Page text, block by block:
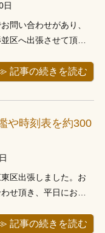
日
問い合わせがあり、
区へ出張させて頂き
お電話でもお聞きして
が段ボール4箱分位あ
いしますと玄関のと
ご用意頂いておりま
記事の続きを読む
時刻表を約300
区出張しました。お
せ頂き、平日にお伺
年鑑や時刻表を見させ
記事の続きを読む